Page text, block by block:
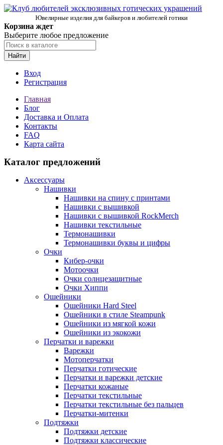
Ювелирные изделия для байкеров и любителей готики
Корзина ждет
Выберите любое предложение
Найти
Вход
Регистрация
Главная
Блог
Доставка и Оплата
Контакты
FAQ
Карта сайта
Каталог предложений
Аксессуары
Нашивки
Нашивки на спину с принтами
Нашивки с вышивкой
Нашивки с вышивкой RockMerch
Нашивки текстильные
Термонашивки
Термонашивки буквы и цифры
Очки
Кибер-очки
Мотоочки
Очки солнцезащитные
Очки Хиппи
Ошейники
Ошейники Hard Steel
Ошейники в стиле Steampunk
Ошейники из мягкой кожи
Ошейники из экокожи
Перчатки и варежки
Варежки
Мотоперчатки
Перчатки готические
Перчатки и варежки детские
Перчатки кожаные
Перчатки текстильные
Перчатки текстильные без пальцев
Перчатки-митенки
Подтяжки
Подтяжки детские
Подтяжки классические